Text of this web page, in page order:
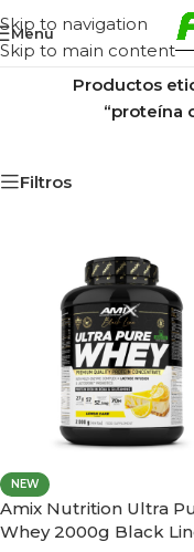
Skip to navigation
Skip to main content
Menu
Inicio/
Productos
“proteína
Filtros
NEW
Amix Nutrition Ultra
Whey 2000g Black